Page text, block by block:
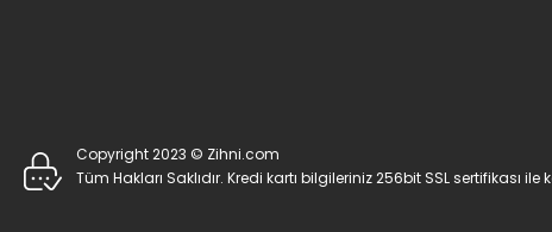
Copyright 2023 © Zihni.com
Tüm Hakları Saklıdır. Kredi kartı bilgileriniz 256bit SSL sertifikası ile